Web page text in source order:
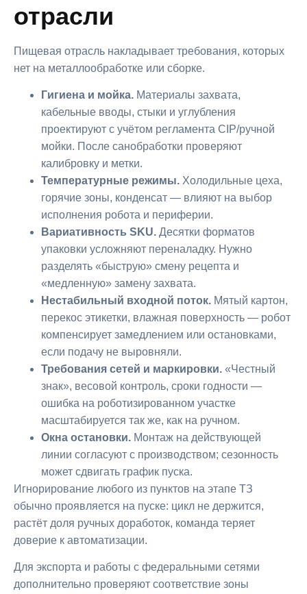
отрасли
Пищевая отрасль накладывает требования, которых
нет на металлообработке или сборке.
Гигиена и мойка. Материалы захвата,
кабельные вводы, стыки и углубления
проектируют с учётом регламента CIP/ручной
мойки. После санобработки проверяют
калибровку и метки.
Температурные режимы. Холодильные цеха,
горячие зоны, конденсат — влияют на выбор
исполнения робота и периферии.
Вариативность SKU. Десятки форматов
упаковки усложняют переналадку. Нужно
разделять «быструю» смену рецепта и
«медленную» замену захвата.
Нестабильный входной поток. Мятый картон,
перекос этикетки, влажная поверхность — робот
компенсирует замедлением или остановками,
если подачу не выровняли.
Требования сетей и маркировки. «Честный
знак», весовой контроль, сроки годности —
ошибка на роботизированном участке
масштабируется так же, как на ручном.
Окна остановки. Монтаж на действующей
линии согласуют с производством; сезонность
может сдвигать график пуска.
Игнорирование любого из пунктов на этапе ТЗ
обычно проявляется на пуске: цикл не держится,
растёт доля ручных доработок, команда теряет
доверие к автоматизации.
Для экспорта и работы с федеральными сетями
дополнительно проверяют соответствие зоны